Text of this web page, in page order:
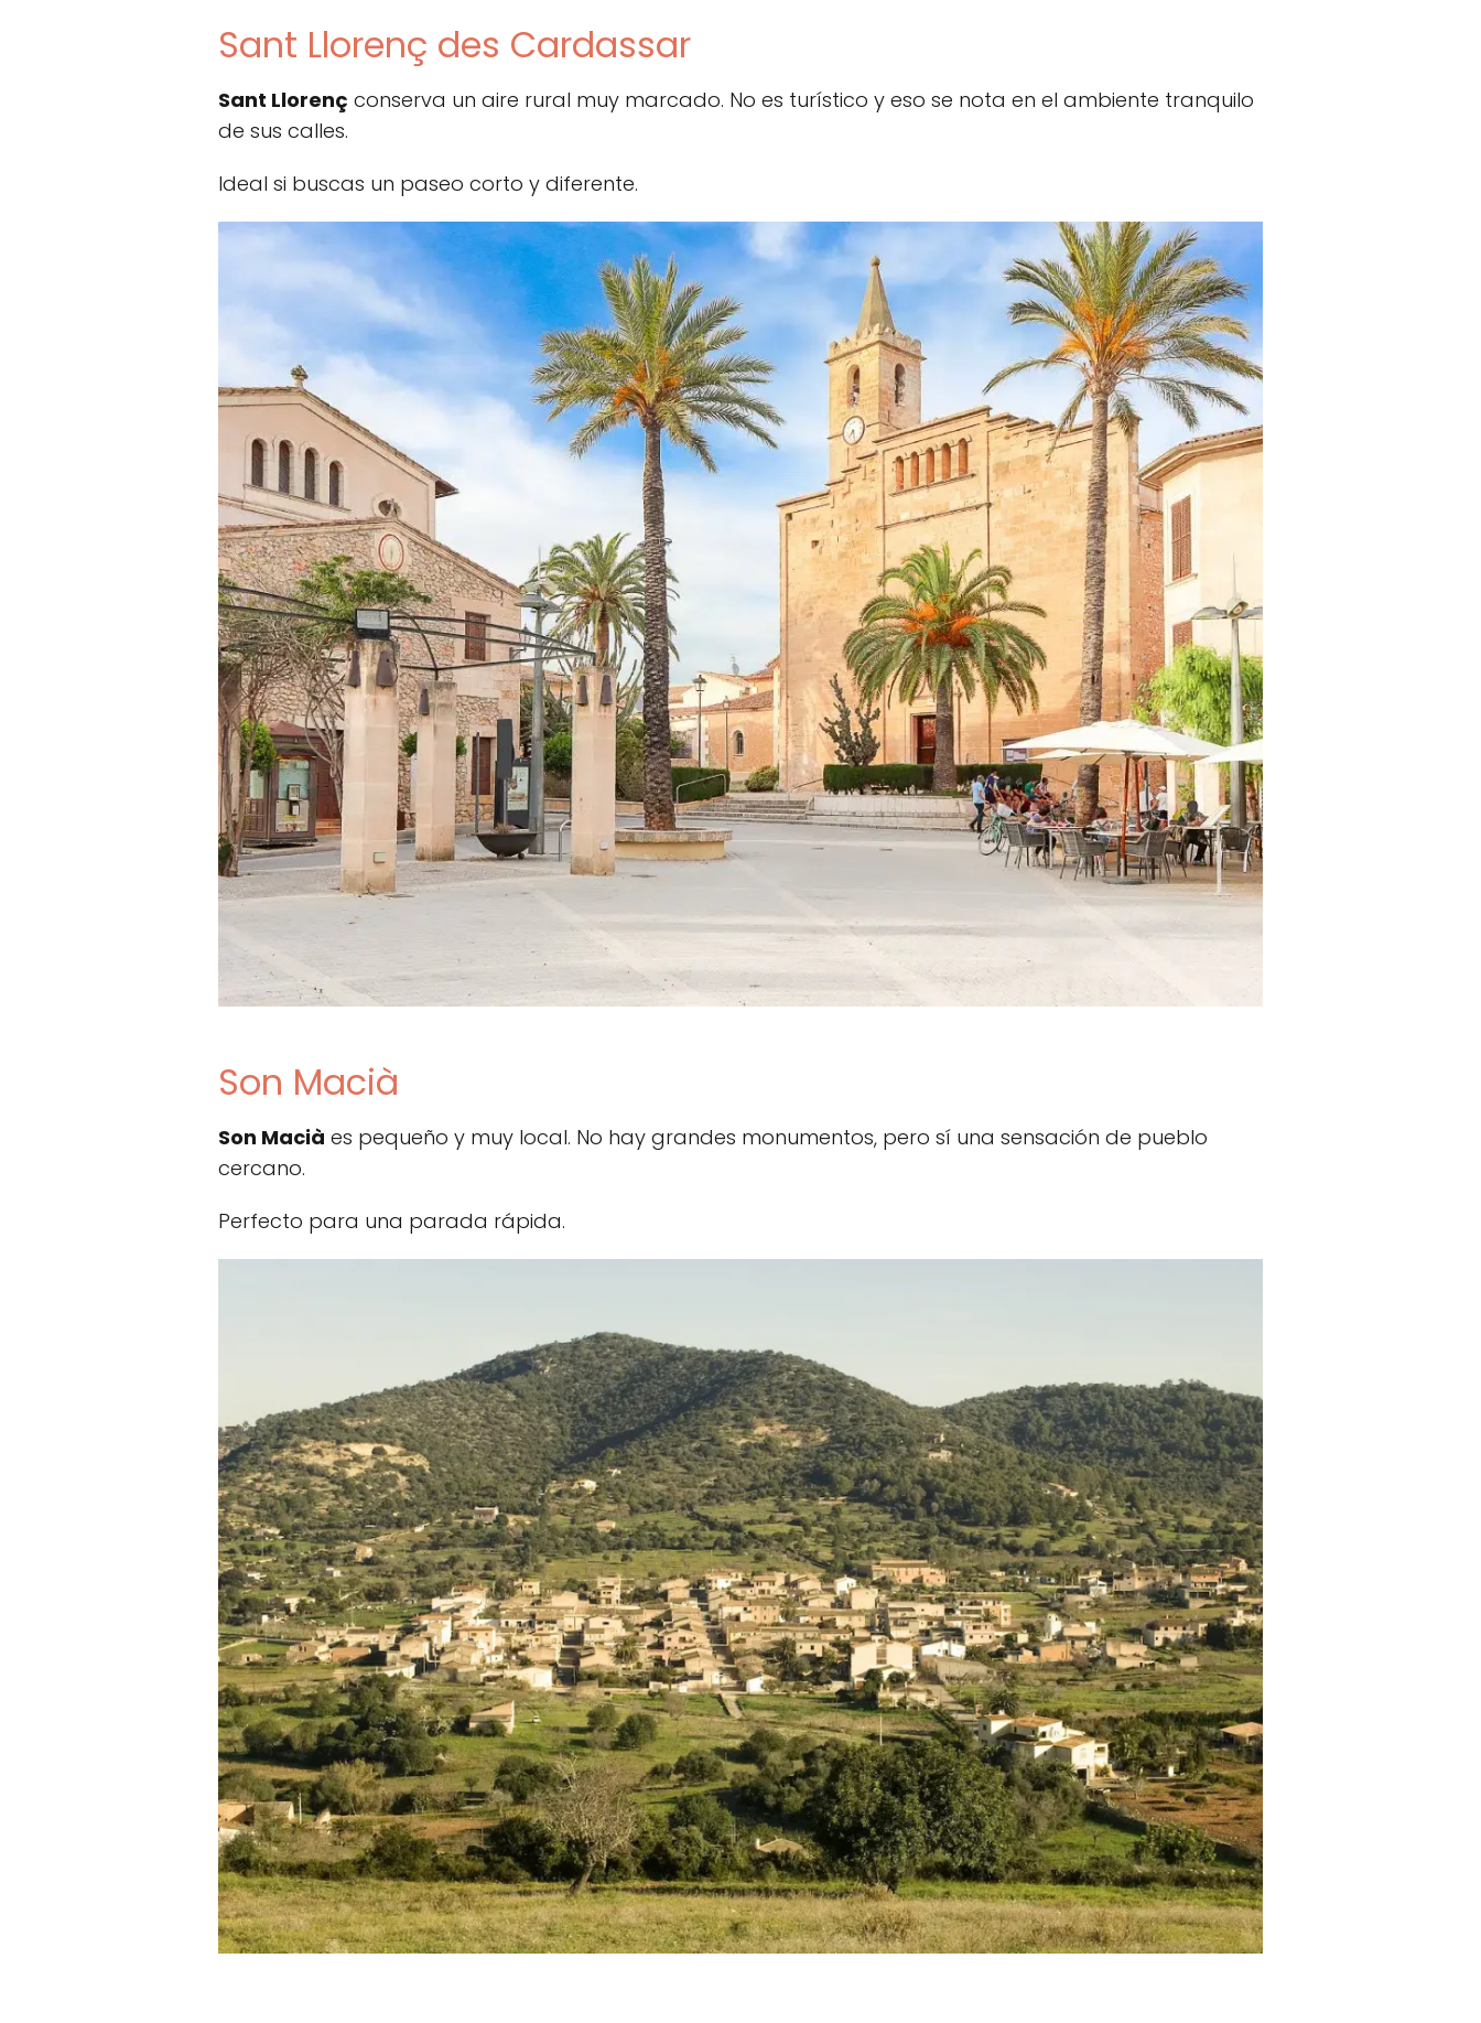
Sant Llorenç des Cardassar
Sant Llorenç conserva un aire rural muy marcado. No es turístico y eso se nota en el ambiente tranquilo
de sus calles.
Ideal si buscas un paseo corto y diferente.
Son Macià
Son Macià es pequeño y muy local. No hay grandes monumentos, pero sí una sensación de pueblo
cercano.
Perfecto para una parada rápida.